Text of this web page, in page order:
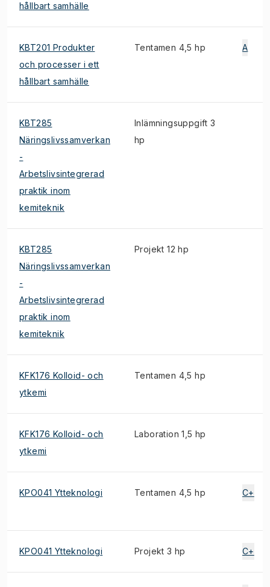
hållbart samhälle
KBT201 Produkter
och processer i ett
hållbart samhälle
Tentamen 4,5 hp A
KBT285
Näringslivssamverkan
-
Arbetslivsintegrerad
praktik inom
kemiteknik
Inlämningsuppgift 3
hp
KBT285
Näringslivssamverkan
-
Arbetslivsintegrerad
praktik inom
kemiteknik
Projekt 12 hp
KFK176 Kolloid- och
ytkemi
Tentamen 4,5 hp
KFK176 Kolloid- och
ytkemi
Laboration 1,5 hp
KPO041 Ytteknologi Tentamen 4,5 hp C+
KPO041 Ytteknologi Projekt 3 hp C+